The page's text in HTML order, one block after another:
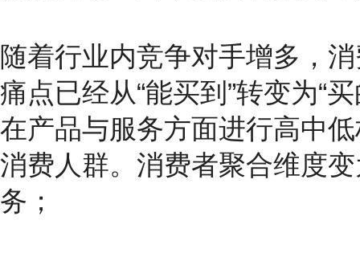
随着行业内竞争对手增多，
痛点已经从“能买到”转变为“
在产品与服务方面进行高中
消费人群。消费者聚合维度
务；